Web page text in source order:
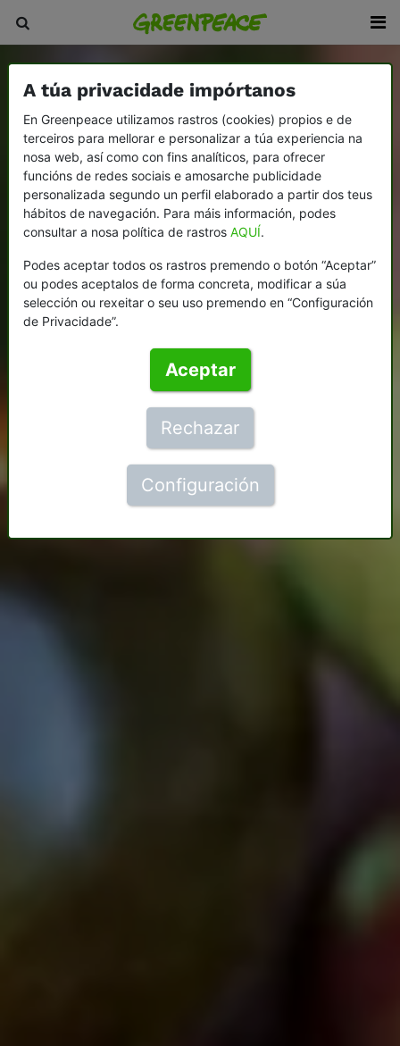
A túa privacidade impórtanos
En Greenpeace utilizamos rastros (cookies) propios e de
terceiros para mellorar e personalizar a túa experiencia na
nosa web, así como con fins analíticos, para ofrecer
funcións de redes sociais e amosarche publicidade
personalizada segundo un perfil elaborado a partir dos teus
hábitos de navegación. Para máis información, podes
consultar a nosa política de rastros AQUÍ.
Podes aceptar todos os rastros premendo o botón “Aceptar”
ou podes aceptalos de forma concreta, modificar a súa
selección ou rexeitar o seu uso premendo en “Configuración
de Privacidade”.
Aceptar
Rechazar
Configuración